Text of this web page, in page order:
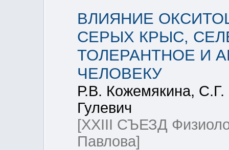
ВЛИЯНИЕ
СЕРЫХ КРЫС,
ТОЛЕРАНТНОЕ И
ЧЕЛОВЕКУ
Р.В. Кожемякина,
Гулевич
[XXIII СЪЕЗД
Павлова]